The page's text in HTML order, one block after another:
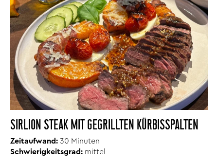
SIRLION STEAK MIT GEGRILLTEN KÜRBISSPALTEN
Zeitaufwand: 30 Minuten
Schwierigkeitsgrad: mittel